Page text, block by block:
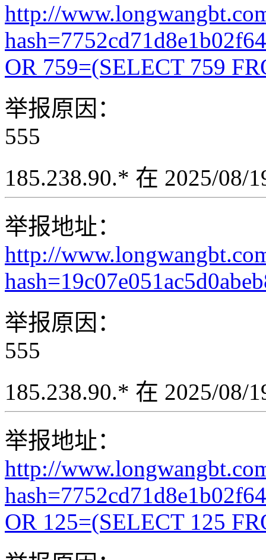
http://
OR 759=(SELECT 759
举报原因：
555
185.238.90.* 在 2025/08/
举报地址：
http://
举报原因：
555
185.238.90.* 在 2025/08/
举报地址：
http://
OR 125=(SELECT 125